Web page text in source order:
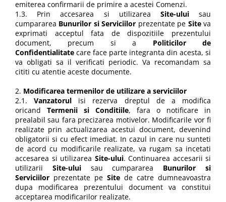
emiterea confirmarii de primire a acestei Comenzi.
1.3. Prin accesarea si utilizarea Site-uluisau
cumpararea Bunurilor si Serviciilor prezentate pe Siteva
exprimati acceptul fata de dispozitiile prezentului
document, precum si a Politicilor de
Confidentialitate care face parte integranta din acesta, si
va obligati sa il verificati periodic. Va recomandam sa
cititi cu atentie aceste documente.
2. Modificarea termenilor de utilizare a serviciilor
2.1.Vanzatorul isi rezerva dreptul de a modifica
oricand Termenii si Conditiile, fara o notificare in
prealabil sau fara precizarea motivelor. Modificarile vor fi
realizate prin actualizarea acestui document, devenind
obligatorii si cu efect imediat. In cazul in care nu sunteti
de acord cu modificarile realizate, va rugam sa incetati
accesarea si utilizarea Site-ului. Continuarea accesarii si
utilizarii Site-uluisau cumpararea Bunurilor si
Serviciilor prezentate pe Site de catre dumneavoastra
dupa modificarea prezentului document va constitui
acceptarea modificarilor realizate.